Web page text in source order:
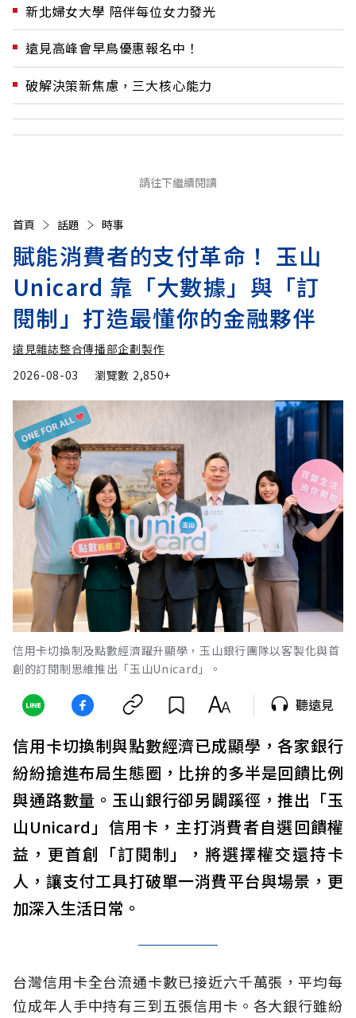
新北婦女大學 陪伴每位女力發光
遠見高峰會早鳥優惠報名中！
破解決策新焦慮，三大核心能力
請往下繼續閱讀
首頁 話題 時事
賦能消費者的支付革命！ 玉山
Unicard 靠「大數據」與「訂
閱制」打造最懂你的金融夥伴
遠見雜誌整合傳播部企劃製作
2026-08-03
瀏覽數 2,850+
信用卡切換制及點數經濟躍升顯學，玉山銀行團隊以客製化與首
創的訂閱制思維推出「玉山Unicard」。
聽遠見
信用卡切換制與點數經濟已成顯學，各家銀行
紛紛搶進布局生態圈，比拚的多半是回饋比例
與通路數量。玉山銀行卻另闢蹊徑，推出「玉
山Unicard」信用卡，主打消費者自選回饋權
益，更首創「訂閱制」，將選擇權交還持卡
人，讓支付工具打破單一消費平台與場景，更
加深入生活日常。
台灣信用卡全台流通卡數已接近六千萬張，平均每
位成年人手中持有三到五張信用卡。各大銀行雖紛